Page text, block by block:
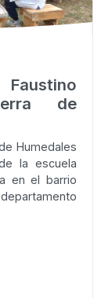
de
Humedales
la escuela
en el barrio